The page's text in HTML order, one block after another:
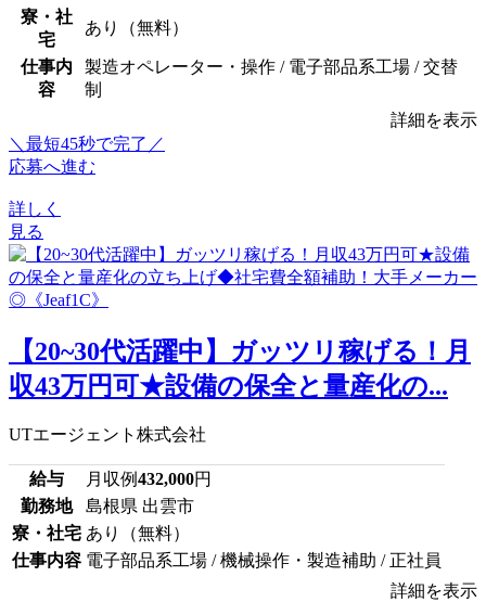
寮・社
宅
あり（無料）
仕事内
容
製造オペレーター・操作 / 電子部品系工場 / 交替
制
詳細を表示
＼最短45秒で完了／
応募へ進む
詳しく
見る
【20~30代活躍中】ガッツリ稼げる！月
収43万円可★設備の保全と量産化の...
UTエージェント株式会社
給与 月収例432,000円
勤務地
島根県 出雲市
寮・社宅 あり（無料）
仕事内容 電子部品系工場 / 機械操作・製造補助 / 正社員
詳細を表示